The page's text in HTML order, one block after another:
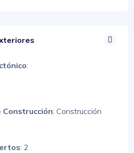
:
: Construcción
: 2